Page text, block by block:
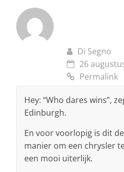
Di Segno
26
Permalink
Hey: “Who dares wins”,
Edinburgh.
En voor voorlopig is dit
manier om een chrysler
een mooi uiterlijk.